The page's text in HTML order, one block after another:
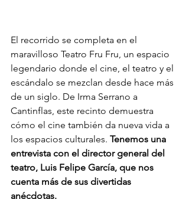
El recorrido se completa en el
maravilloso Teatro Fru Fru, un espacio
legendario donde el cine, el teatro y el
escándalo se mezclan desde hace más
de un siglo. De Irma Serrano a
Cantinflas, este recinto demuestra
cómo el cine también da nueva vida a
los espacios culturales. Tenemos una
entrevista con el director general del
teatro, Luis Felipe García, que nos
cuenta más de sus divertidas
anécdotas.